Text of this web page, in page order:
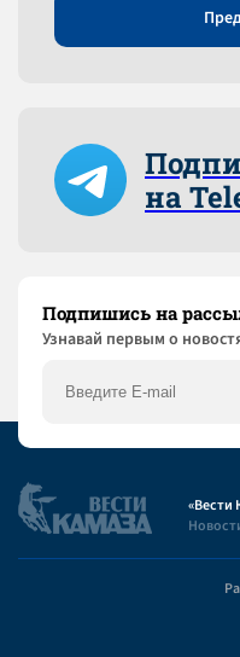
на
Подпишись на
Узнaвай первым о
«Вести